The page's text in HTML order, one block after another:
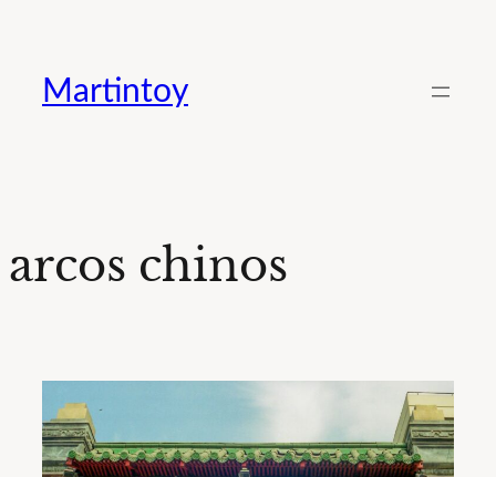
contenido
Martintoy
arcos chinos